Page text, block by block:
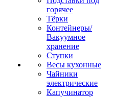
горячее
Тёрки
Контейнеры/
Вакуумное
хранение
Ступки
Весы кухонные
Чайники
электрические
Капучинатор